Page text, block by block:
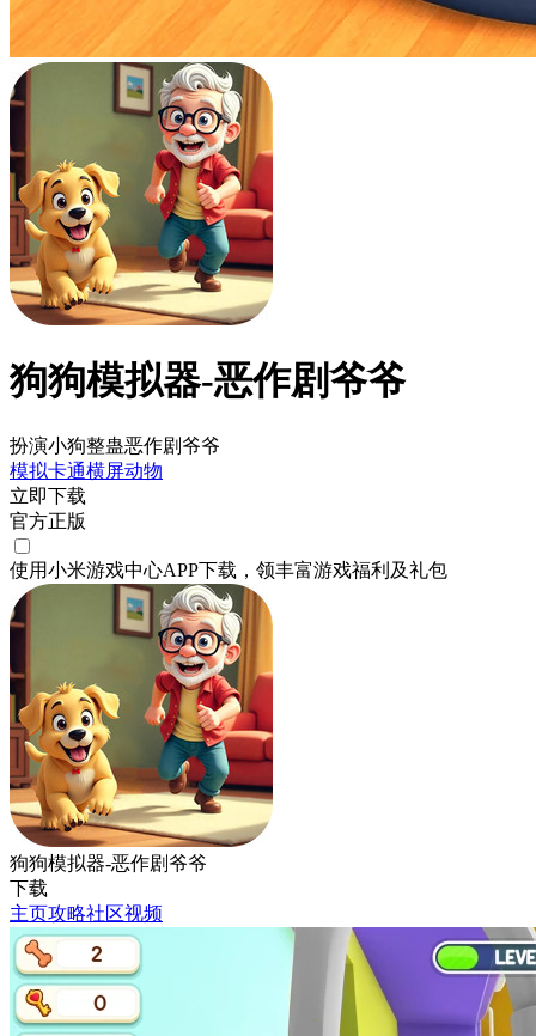
狗狗模拟器-恶作剧爷爷
扮演小狗整蛊恶作剧爷爷
模拟卡通横屏动物
立即下载
官方正版
使用小米游戏中心APP下载 ，领丰富游戏福利 及礼包
狗狗模拟器-恶作剧爷爷
下载
主页攻略社区视频